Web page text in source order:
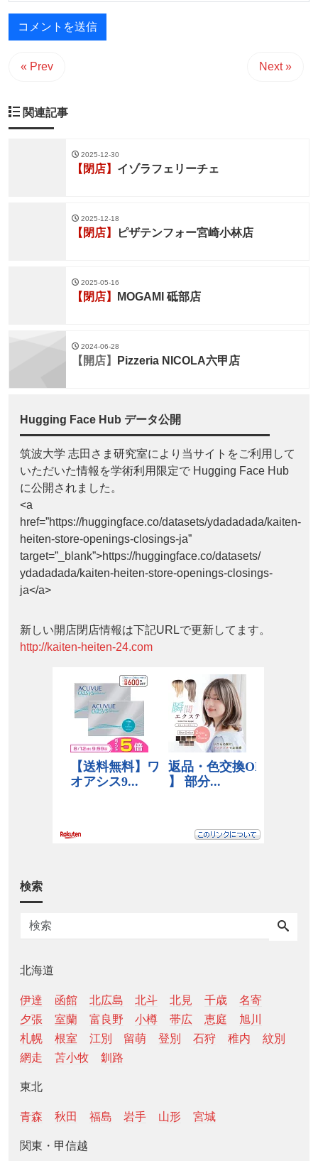
« Prev Next »
関連記事
2025-12-30
【閉店】 イゾラフェリーチェ
2025-12-18
【閉店】 ピザテンフォー宮崎小林店
2025-05-16
【閉店】 MOGAMI 砥部店
2024-06-28
【開店】 Pizzeria NICOLA六甲店
Hugging Face Hub データ公開
筑波大学 志田さま研究室により当サイトをご利用して
いただいた情報を学術利用限定で Hugging Face Hub
に公開されました。
<a
href=”https://huggingface.co/datasets/ydadadada/kaiten-
heiten-store-openings-closings-ja”
target=”_blank”>https://huggingface.co/datasets/
ydadadada/kaiten-heiten-store-openings-closings-
ja</a>
新しい開店閉店情報は下記URLで更新してます。
http://kaiten-heiten-24.com
検索
北海道
伊達 函館 北広島 北斗 北見 千歳
名寄
夕張
室蘭 富良野 小樽 帯広 恵庭
旭川
札幌
根室 江別 留萌 登別 石狩 稚内
紋別
網走
苫小牧 釧路
東北
青森 秋田 福島 岩手 山形 宮城
関東・甲信越